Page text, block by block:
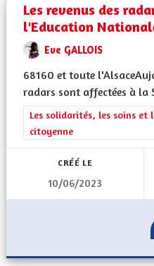
liens, l'implication citoyenne
UN DEVOIR
Les revenus des
l'Education
Eve GALLOIS
68160 et toute
radars sont affectées à la
Filtrer les résultats de la
Les solidarités, les soins
citoyenne
CRÉÉ LE
10/06/2023